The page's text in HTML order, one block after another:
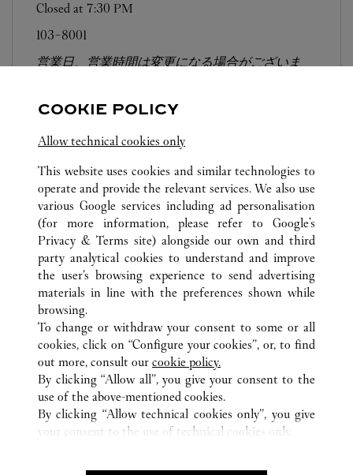
Closed at 7:30 PM
103-8001
営業日、営業時間は変更になる場合がございま
電話での作品のお取置きは承っておりません。
ALL CARTIER LOCATIONS JAPON 東京都
中央区
銀座5-5-15
SERVICE CLIENT
NOUS CONTACTER
NOTRE ENTREPRISE
CARRIÈRES
TROUVER UNE BOUTIQUE
COOKIE POLICY
Allow technical cookies only
This website uses cookies and similar technologies to
operate and provide the relevant services. We also use
various Google services including ad personalisation
(for more information, please refer to Google's
Privacy & Terms site) alongside our own and third
party analytical cookies to understand and improve
the user’s browsing experience to send advertising
materials in line with the preferences shown while
browsing.
To change or withdraw your consent to some or all
cookies, click on “Configure your cookies”, or, to find
out more, consult our cookie policy.
By clicking “Allow all”, you give your consent to the
use of the above-mentioned cookies.
By clicking “Allow technical cookies only”, you give
your consent to the use of technical cookies only.